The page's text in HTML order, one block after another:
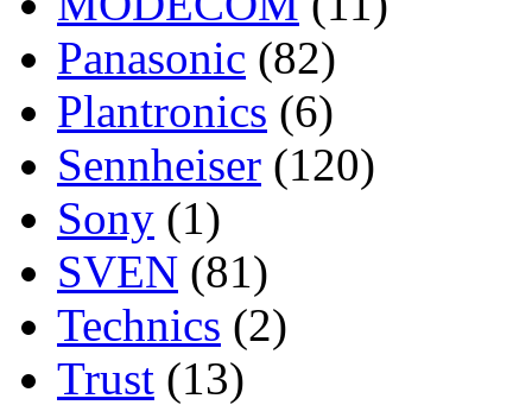
Panasonic (82)
Plantronics (6)
Sennheiser (120)
Sony (1)
SVEN (81)
Technics (2)
Trust (13)